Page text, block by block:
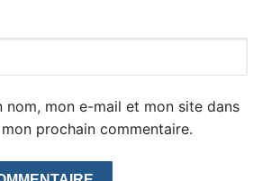
nom, mon e-mail et mon site dans
prochain commentaire.